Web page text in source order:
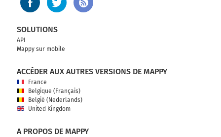
SOLUTIONS
API
Mappy sur mobile
ACCÉDER AUX AUTRES VERSIONS DE MAPPY
France
Belgique (Français)
België (Nederlands)
United Kingdom
A PROPOS DE MAPPY